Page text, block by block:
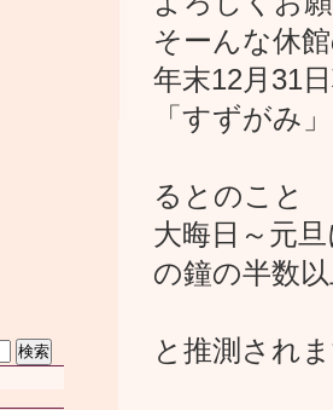
そーんな休
年末12月31
「すずがみ
るとのこと
大晦日～元
の鐘の半数
と推測され